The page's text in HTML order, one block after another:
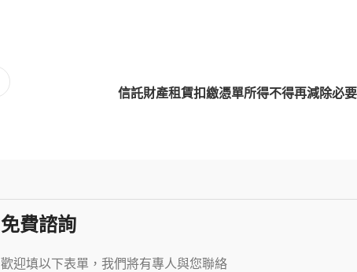
信託財產租賃扣繳憑單所得不得再減除必
免費諮詢
歡迎填以下表單，我們將有專人與您聯絡